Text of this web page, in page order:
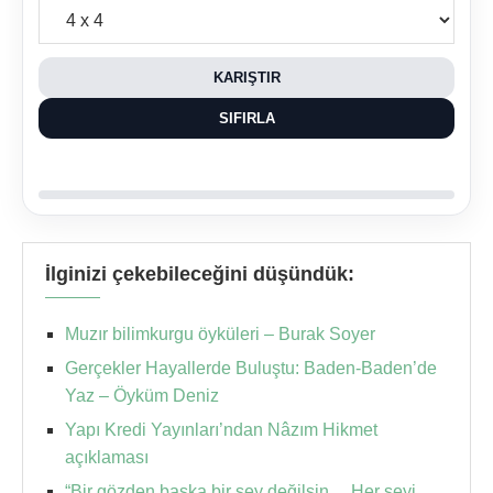
KARIŞTIR
SIFIRLA
İlginizi çekebileceğini düşündük:
Muzır bilimkurgu öyküleri – Burak Soyer
Gerçekler Hayallerde Buluştu: Baden-Baden’de
Yaz – Öyküm Deniz
Yapı Kredi Yayınları’ndan Nâzım Hikmet
açıklaması